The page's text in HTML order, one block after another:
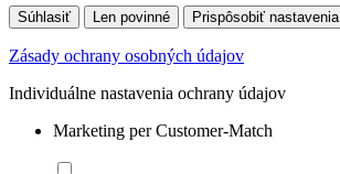
Súhlasiť Len povinné Prispôsobiť nastavenia
Zásady ochrany osobných údajov
Individuálne nastavenia ochrany údajov
Marketing per Customer-Match